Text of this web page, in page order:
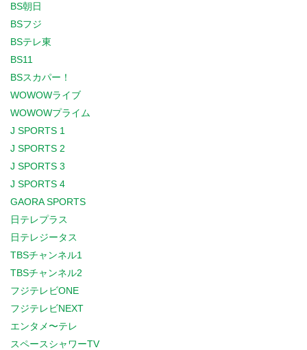
BS朝日
BSフジ
BSテレ東
BS11
BSスカパー！
WOWOWライブ
WOWOWプライム
J SPORTS 1
J SPORTS 2
J SPORTS 3
J SPORTS 4
GAORA SPORTS
日テレプラス
日テレジータス
TBSチャンネル1
TBSチャンネル2
フジテレビONE
フジテレビNEXT
エンタメ〜テレ
スペースシャワーTV